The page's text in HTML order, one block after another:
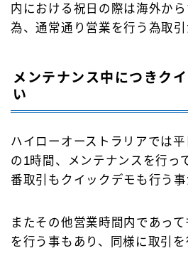
内における祝日の際は海外か
為、通常通り営業を行う為取引
メンテナンス中につきク
い
ハイローオーストラリアでは
の1時間、メンテナンスを行っ
番取引もクイックデモも行う事
またその他営業時間内であっ
を行う事もあり、同様に取引